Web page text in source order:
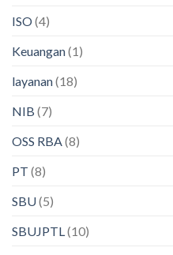
ISO(4)
Keuangan(1)
layanan(18)
NIB (7)
OSS RBA(8)
PT (8)
SBU(5)
SBUJPTL(10)